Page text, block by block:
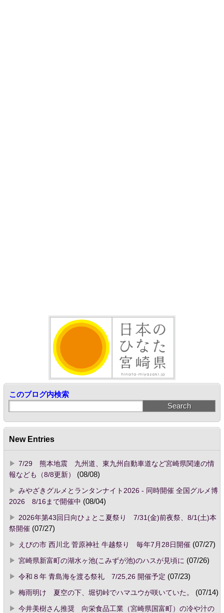
このブログ内検索
New Entries
7/29 熊本地震 九州道、東九州自動車道など宮崎県関連の情
報なども（8/8更新）
(08/08)
みやざきグルメとランタンナイト2026 - 同時開催 全国グルメ博
2026 8/16まで開催中 (08/04)
2026年第43回日向ひょとこ夏祭り 7/31(金)前夜祭、8/1(土)本
祭開催(07/27)
えびの市 西川北 菅原神社 牛越祭り 毎年7月28日開催(07/27)
宮崎県新富町の湖水ヶ池(こみずが池)のハスが見頃に (07/26)
令和８年 青島海を渡る祭礼 7/25,26 開催予定 (07/23)
梅雨明け 夏空の下、堀切峠でハマユウが咲いていた。
(07/14)
今井美樹さん推奨 向栄食品工業（宮崎県国富町）の冷や汁の